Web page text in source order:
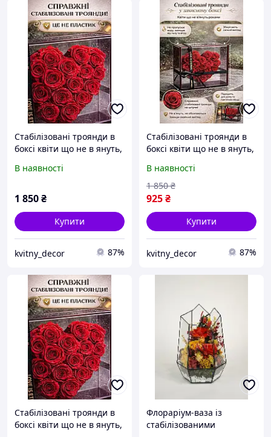
Стабілізовані троянди в
боксі квіти що не в януть,
В наявності
1 850₴
Купити
kvitny_decor 87%
Стабілізовані троянди в
боксі квіти що не в януть,
В наявності
925₴
1 850 ₴
Купити
kvitny_decor 87%
Стабілізовані троянди в
боксі квіти що не в януть,
Флораріум-ваза із
стабілізованими